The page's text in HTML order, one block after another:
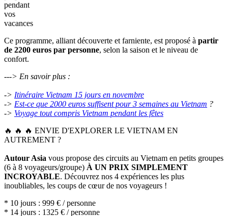
Détendez-
vous
avec
des
journées
à
la
plage
pendant
vos
vacances
Ce programme, alliant découverte et farniente, est proposé à
de 2200 euros par personne, selon la saison et le niveau de
confort.